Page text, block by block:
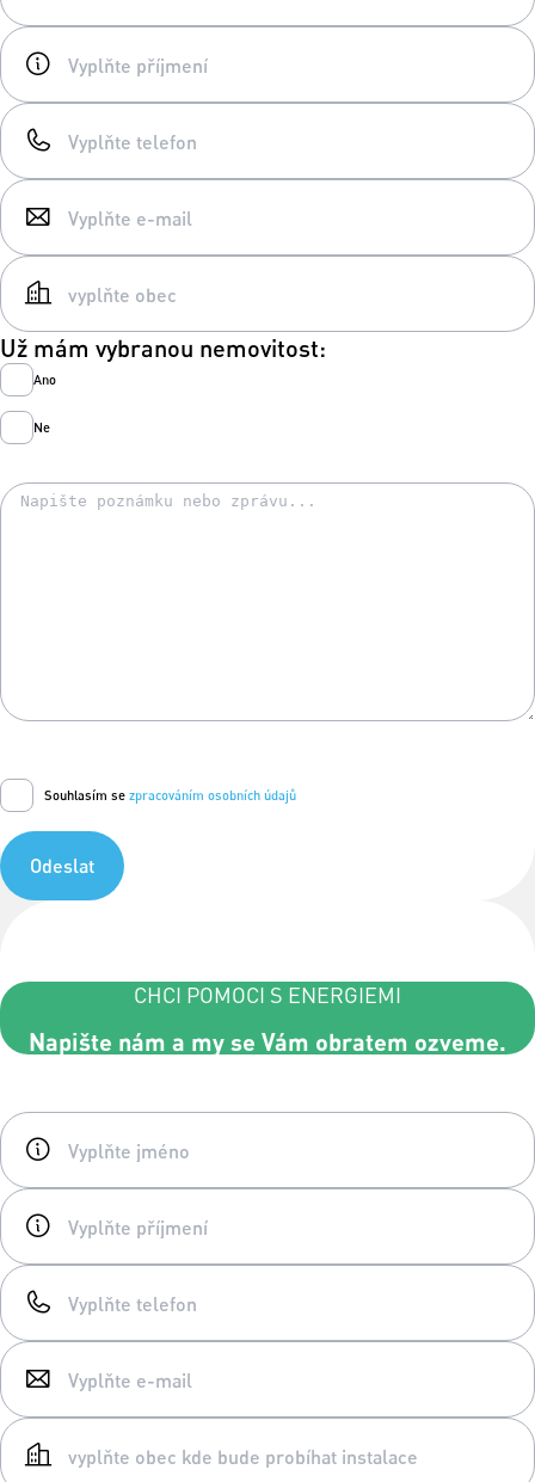
Už mám vybranou nemovitost:
Ano
Ne
Souhlasím se zpracováním osobních údajů
Odeslat
CHCI POMOCI S ENERGIEMI
Napište nám a my se Vám obratem ozveme.